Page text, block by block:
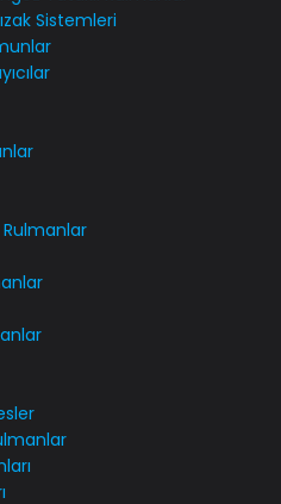
Sistemleri
Rulmanlar